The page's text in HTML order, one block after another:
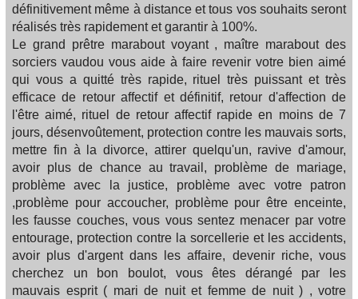
définitivement même à distance et tous vos souhaits seront
réalisés très rapidement et garantir à 100%.
Le grand prêtre marabout voyant , maître marabout des
sorciers vaudou vous aide à faire revenir votre bien aimé
qui vous a quitté très rapide, rituel très puissant et très
efficace de retour affectif et définitif, retour d'affection de
l'être aimé, rituel de retour affectif rapide en moins de 7
jours, désenvoûtement, protection contre les mauvais sorts,
mettre fin à la divorce, attirer quelqu'un, ravive d'amour,
avoir plus de chance au travail, problème de mariage,
problème avec la justice, problème avec votre patron
,problème pour accoucher, problème pour être enceinte,
les fausse couches, vous vous sentez menacer par votre
entourage, protection contre la sorcellerie et les accidents,
avoir plus d'argent dans les affaire, devenir riche, vous
cherchez un bon boulot, vous êtes dérangé par les
mauvais esprit ( mari de nuit et femme de nuit ) , votre